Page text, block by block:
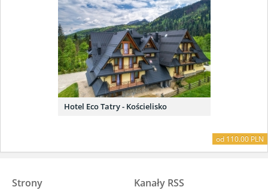
od 110.00 PLN
Hotel Eco Tatry - Kościelisko
Strony Kanały RSS